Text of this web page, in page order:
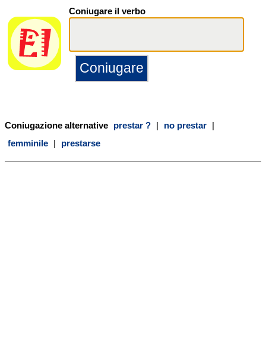
Coniugare il verbo
Coniugazione alternative prestar ? | no prestar |
femminile | prestarse